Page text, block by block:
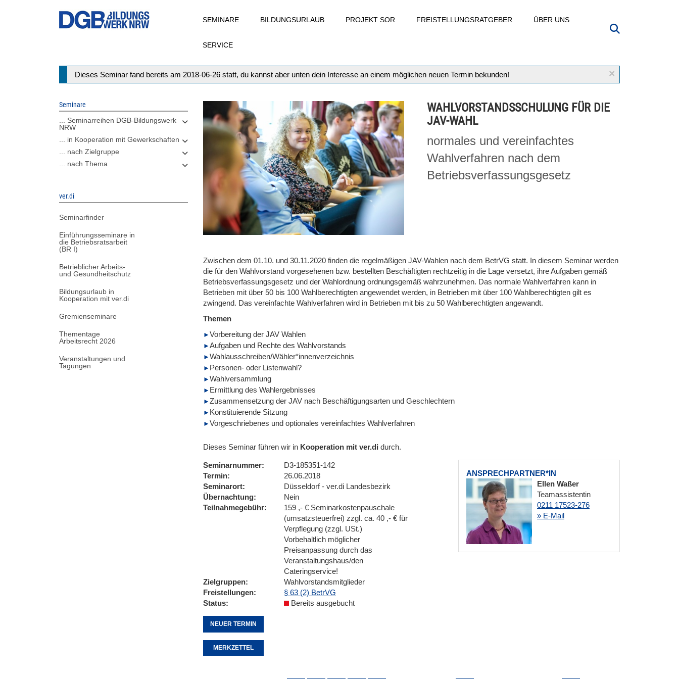
SEMINARE BILDUNGSURLAUB PROJEKT SOR FREISTELLUNGSRATGEBER ÜBER UNS
SERVICE
×
Statusmeldung
Dieses Seminar fand bereits am 2018-06-26 statt, du kannst aber unten dein Interesse an einem möglichen neuen Termin bekunden!
Seminare
... Seminarreihen DGB-Bildungswerk
NRW
... in Kooperation mit Gewerkschaften
... nach Zielgruppe
... nach Thema
ver.di
Seminarfinder
Einführungsseminare in
die Betriebsratsarbeit
(BR I)
Betrieblicher Arbeits-
und Gesundheitschutz
Bildungsurlaub in
Kooperation mit ver.di
Gremienseminare
Thementage
Arbeitsrecht 2026
Veranstaltungen und
Tagungen
WAHLVORSTANDSSCHULUNG FÜR DIE
JAV-WAHL
normales und vereinfachtes
Wahlverfahren nach dem
Betriebsverfassungsgesetz
Zwischen dem 01.10. und 30.11.2020 finden die regelmäßigen JAV-Wahlen nach dem BetrVG statt. In diesem Seminar werden
die für den Wahlvorstand vorgesehenen bzw. bestellten Beschäftigten rechtzeitig in die Lage versetzt, ihre Aufgaben gemäß
Betriebsverfassungsgesetz und der Wahlordnung ordnungsgemäß wahrzunehmen. Das normale Wahlverfahren kann in
Betrieben mit über 50 bis 100 Wahlberechtigten angewendet werden, in Betrieben mit über 100 Wahlberechtigten gilt es
zwingend. Das vereinfachte Wahlverfahren wird in Betrieben mit bis zu 50 Wahlberechtigten angewandt.
Themen
Vorbereitung der JAV Wahlen
Aufgaben und Rechte des Wahlvorstands
Wahlausschreiben/Wähler*innenverzeichnis
Personen- oder Listenwahl?
Wahlversammlung
Ermittlung des Wahlergebnisses
Zusammensetzung der JAV nach Beschäftigungsarten und Geschlechtern
Konstituierende Sitzung
Vorgeschriebenes und optionales vereinfachtes Wahlverfahren
Dieses Seminar führen wir in Kooperation mit ver.di durch.
ANSPRECHPARTNER*IN
Ellen Waßer
Teamassistentin
0211 17523-276
» E-Mail
Seminarnummer
D3-185351-142
Termin
26.06.2018
Seminarort
Düsseldorf - ver.di Landesbezirk
Übernachtung
Nein
Teilnahmegebühr
159 ,- € Seminarkostenpauschale
(umsatzsteuerfrei) zzgl. ca. 40 ,- € für
Verpflegung (zzgl. USt.)
Vorbehaltlich möglicher
Preisanpassung durch das
Veranstaltungshaus/den
Cateringservice!
Zielgruppen
Wahlvorstandsmitglieder
Freistellungen
§ 63 (2) BetrVG
Status
Bereits ausgebucht
NEUER TERMIN
MERKZETTEL